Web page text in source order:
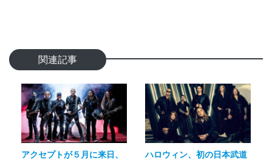
関連記事
アクセプトが５月に来日、
ハロウィン、初の日本武道